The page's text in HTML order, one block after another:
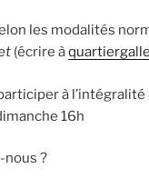
les modalités
(écrire à
à l’intégralité
16h
nous ?